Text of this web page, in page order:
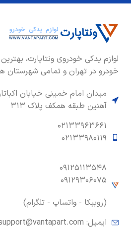
لوازم یدکی خودروی ونتاپارت،
خودرو در تهران و تمامی شهرستان
میدان امام خمینی خیابان
آهنین طبقه همکف پلاک ۳۱۳
۰۲۱۳۳۹۶۳۶۶۱
۰۲۱۳۳۹۸۰۱۱۹
۰۹۱۲۵۱۱۳۵۴۸
۰۹۱۲۹۳۰۶۰۷۵
(روبیکا - واتساپ - تلگرام)
ایمیل: